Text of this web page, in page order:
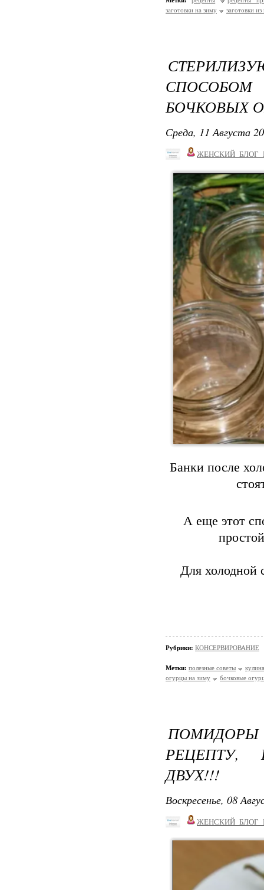
заготовки на зиму
заготовки из
БОЧКОВЫХ
Среда, 11 Августа
Банки после
А еще этот
Для холодной
Рубрики: КОНСЕРВИРОВАНИЕ
Метки: полезные советы
огурцы на зиму
бочковые
ДВУХ!!!
Воскресенье, 08